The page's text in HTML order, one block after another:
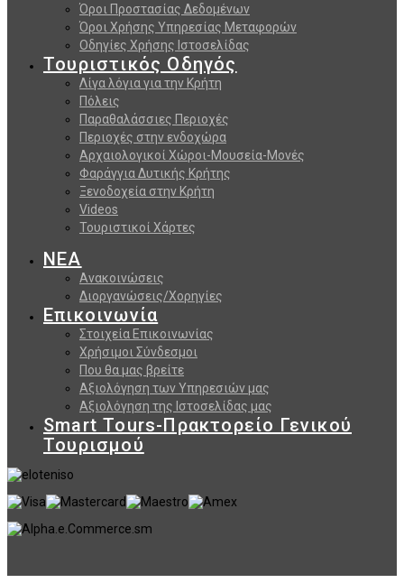
Όροι Προστασίας Δεδομένων
Όροι Χρήσης Υπηρεσίας Μεταφορών
Οδηγίες Χρήσης Ιστοσελίδας
Τουριστικός Οδηγός
Λίγα λόγια για την Κρήτη
Πόλεις
Παραθαλάσσιες Περιοχές
Περιοχές στην ενδοχώρα
Αρχαιολογικοί Χώροι-Μουσεία-Μονές
Φαράγγια Δυτικής Κρήτης
Ξενοδοχεία στην Κρήτη
Videos
Τουριστικοί Χάρτες
ΝΕΑ
Ανακοινώσεις
Διοργανώσεις/Χορηγίες
Επικοινωνία
Στοιχεία Επικοινωνίας
Χρήσιμοι Σύνδεσμοι
Που θα μας βρείτε
Αξιολόγηση των Υπηρεσιών μας
Αξιολόγηση της Ιστοσελίδας μας
Smart Tours-Πρακτορείο Γενικού
Τουρισμού